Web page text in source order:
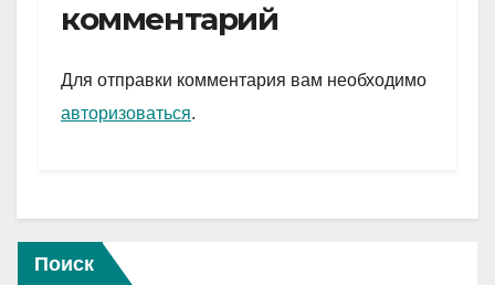
a
m
A
p
и
комментарий
Для отправки комментария вам необходимо
авторизоваться.
Поиск